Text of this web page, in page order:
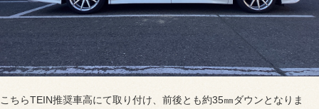
こちらTEIN推奨車高にて取り付け、前後とも約35㎜ダウンとなりま